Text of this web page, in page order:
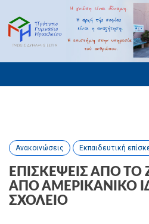
content ΠΡΟΤΥΠΟ
Ανακοινώσεις Εκπαιδευτική
ΕΠΙΣΚΕΨΕΙΣ ΑΠΟ ΤΟ
ΑΠΟ ΑΜΕΡΙΚΑΝΙΚΟ
ΣΧΟΛΕΙΟ